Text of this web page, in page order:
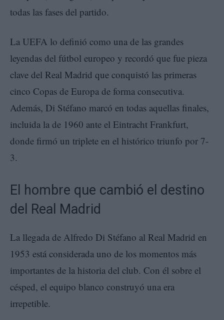
todas las fases del partido.
La UEFA lo definió como una de las grandes
leyendas del fútbol europeo y recordó que fue pieza
clave del Real Madrid que conquistó las primeras
cinco Copas de Europa de forma consecutiva.
Además, Di Stéfano marcó en todas aquellas finales,
incluida la de 1960 ante el Eintracht Frankfurt,
donde firmó un triplete en el histórico triunfo por 7-
3.
El hombre que cambió el destino
del Real Madrid
La llegada de Alfredo Di Stéfano al Real Madrid en
1953 está considerada uno de los momentos más
importantes de la historia del club. Con él sobre el
césped, el equipo blanco construyó una era
irrepetible.